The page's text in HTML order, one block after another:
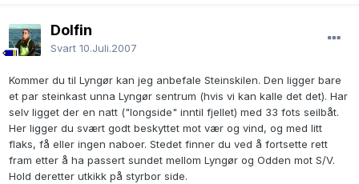
Dolfin
Svart 10.Juli.2007
Kommer du til Lyngør kan jeg anbefale Steinskilen. Den ligger bare
et par steinkast unna Lyngør sentrum (hvis vi kan kalle det det). Har
selv ligget der en natt ("longside" inntil fjellet) med 33 fots seilbåt.
Her ligger du svært godt beskyttet mot vær og vind, og med litt
flaks, få eller ingen naboer. Stedet finner du ved å fortsette rett
fram etter å ha passert sundet mellom Lyngør og Odden mot S/V.
Hold deretter utkikk på styrbor side.